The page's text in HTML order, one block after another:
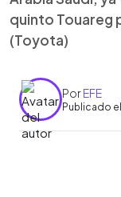
quinto Touareg
(Toyota)
PorEFE
Publicado